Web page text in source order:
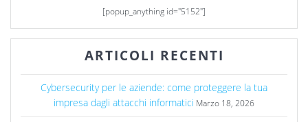
[popup_anything id="5152"]
ARTICOLI RECENTI
Cybersecurity per le aziende: come proteggere la tua
impresa dagli attacchi informatici Marzo 18, 2026